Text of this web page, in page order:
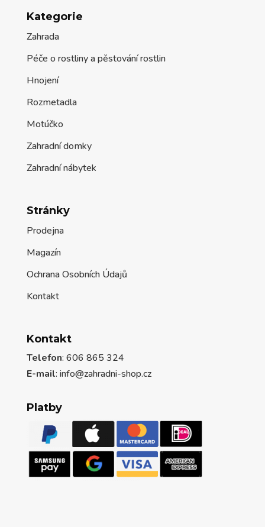
Kategorie
Zahrada
Péče o rostliny a pěstování rostlin
Hnojení
Rozmetadla
Motúčko
Zahradní domky
Zahradní nábytek
Stránky
Prodejna
Magazín
Ochrana Osobních Údajů
Kontakt
Kontakt
Telefon: 606 865 324
E-mail: info@zahradni-shop.cz
Platby